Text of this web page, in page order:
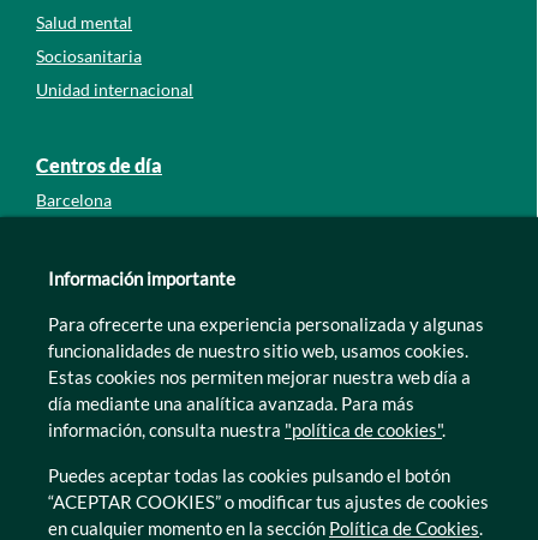
Salud mental
Sociosanitaria
Unidad internacional
Centros de día
Barcelona
León
Murcia
Tarragona
Zamora
Información importante
Para ofrecerte una experiencia personalizada y algunas
funcionalidades de nuestro sitio web, usamos cookies.
Estas cookies nos permiten mejorar nuestra web día a
día mediante una analítica avanzada. Para más
información, consulta nuestra "política de cookies".
Puedes aceptar todas las cookies pulsando el botón
“ACEPTAR COOKIES” o modificar tus ajustes de cookies
en cualquier momento en la sección Política de Cookies.